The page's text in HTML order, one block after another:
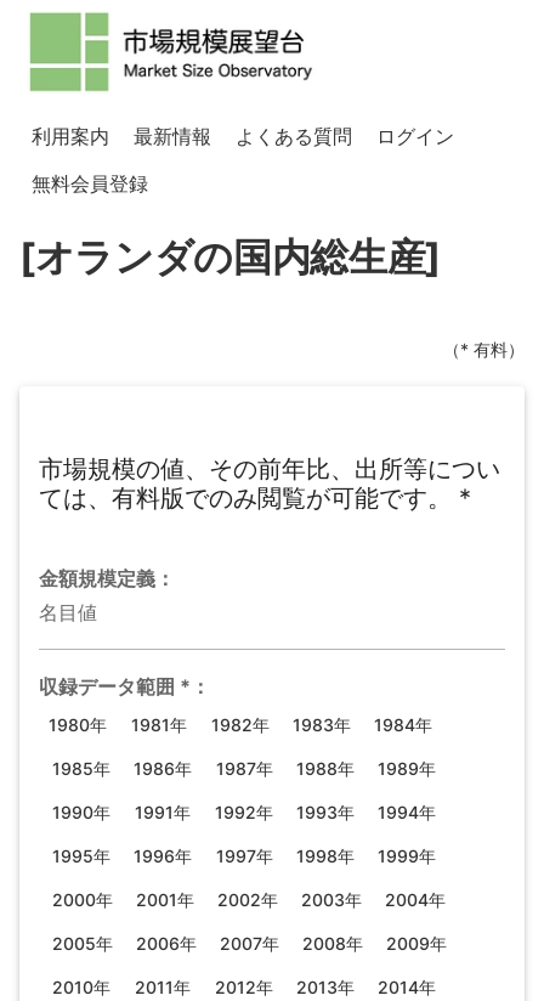
利用案内 最新情報 よくある質問
ログイン
無料会員登録
[オランダの国内総生産]
（* 有料）
市場規模の値、その前年比、出所等につい
ては、有料版でのみ閲覧が可能です。
*
金額規模定義：
名目値
収録データ範囲 * ：
1980年 1981年 1982年 1983年 1984年
1985年 1986年 1987年 1988年 1989年
1990年 1991年 1992年 1993年 1994年
1995年 1996年 1997年 1998年 1999年
2000年 2001年 2002年 2003年 2004年
2005年 2006年 2007年 2008年 2009年
2010年 2011年 2012年 2013年 2014年